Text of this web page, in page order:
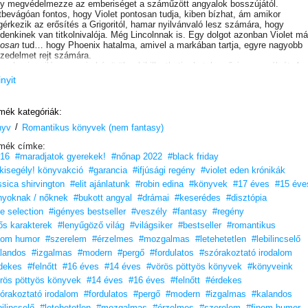
megvédelmezze az emberiséget a száműzött angyalok bosszújától.
fontos, hogy Violet pontosan tudja, kiben bízhat, ám amikor
az erősítés a Grigoritól, hamar nyilvánvaló lesz számára, hogy
van titkolnivalója. Még Lincolnnak is. Egy dolgot azonban Violet
tud… hogy Phoenix hatalma, amivel a markában tartja, egyre nagyobb
rejt számára.
valami a világon, ami akár örökre kibillentheti a hatalom ősi egyensúlyát. Az
vívott verseny mindnyájukat Jordánia szent hegyei közé vezeti, és a
próbára teszi Violet képességeit. S lelepleződik a legszörnyűbb árulás.
Violet lebilincselően izgalmas történetét.
kategóriák:
/ Romantikus könyvek (nem fantasy)
címke:
#maradjatok gyerekek! #nőnap 2022 #black friday
könyvakció #garancia #ifjúsági regény #violet eden krónikák
shirvington #elit ajánlatunk #robin edina #könyvek #17 éves #15
/ nőknek #bukott angyal #drámai #keserédes #disztópia
selection #igényes bestseller #veszély #fantasy #regény
karakterek #lenyűgöző világ #világsiker #bestseller #romantikus
humor #szerelem #érzelmes #mozgalmas #letehetetlen #lebilincselő
#izgalmas #modern #pergő #fordulatos #szórakoztató irodalom
#felnőtt #16 éves #14 éves #vörös pöttyös könyvek #könyveink
pöttyös könyvek #14 éves #16 éves #felnőtt #érdekes
irodalom
#fordulatos #pergő #modern #izgalmas #kalandos